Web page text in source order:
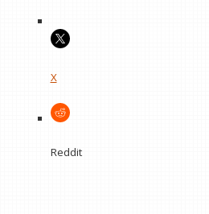
X
Reddit